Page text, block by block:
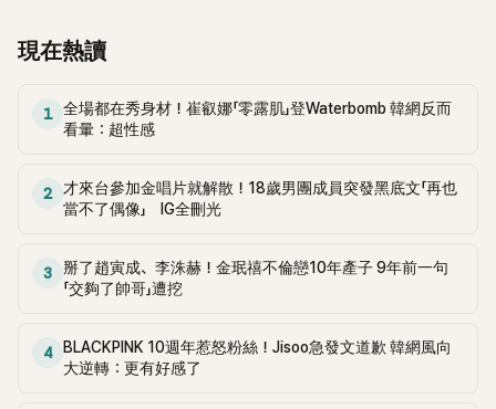
現在熱讀
1
全場都在秀身材！崔叡娜「零露肌」登Waterbomb 韓網反而
看暈：超性感
2
才來台參加金唱片就解散！18歲男團成員突發黑底文「再也
當不了偶像」 IG全刪光
3
掰了趙寅成、李洙赫！金珉禧不倫戀10年產子 9年前一句
「交夠了帥哥」遭挖
4
BLACKPINK 10週年惹怒粉絲！Jisoo急發文道歉 韓網風向
大逆轉：更有好感了